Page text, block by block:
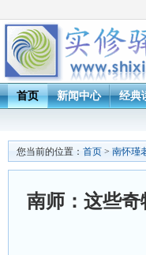
首页 新闻中心 经典
您当前的位置： 首页 > 南怀瑾
南师：这些